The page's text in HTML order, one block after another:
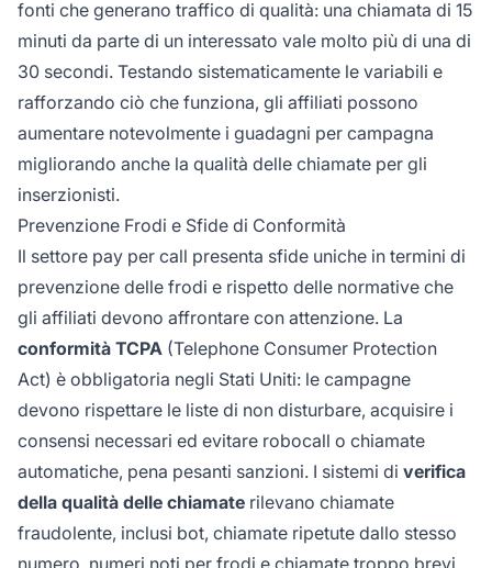
fonti che generano traffico di qualità: una chiamata di 15
minuti da parte di un interessato vale molto più di una di
30 secondi. Testando sistematicamente le variabili e
rafforzando ciò che funziona, gli affiliati possono
aumentare notevolmente i guadagni per campagna
migliorando anche la qualità delle chiamate per gli
inserzionisti.
Prevenzione Frodi e Sfide di Conformità
Il settore pay per call presenta sfide uniche in termini di
prevenzione delle frodi e rispetto delle normative che
gli affiliati devono affrontare con attenzione. La
conformità TCPA (Telephone Consumer Protection
Act) è obbligatoria negli Stati Uniti: le campagne
devono rispettare le liste di non disturbare, acquisire i
consensi necessari ed evitare robocall o chiamate
automatiche, pena pesanti sanzioni. I sistemi di verifica
della qualità delle chiamate rilevano chiamate
fraudolente, inclusi bot, chiamate ripetute dallo stesso